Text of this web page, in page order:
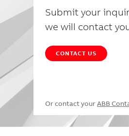
Submit your
we will contact
CONTACT US
Or contact your ABB